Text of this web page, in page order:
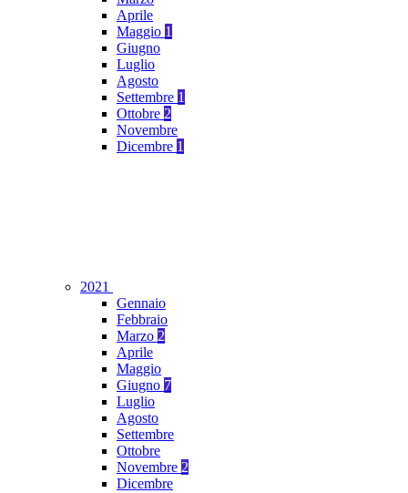
Aprile
Maggio 1
Giugno
Luglio
Agosto
Settembre 1
Ottobre 2
Novembre
Dicembre 1
2021
Gennaio
Febbraio
Marzo 2
Aprile
Maggio
Giugno 7
Luglio
Agosto
Settembre
Ottobre
Novembre 2
Dicembre